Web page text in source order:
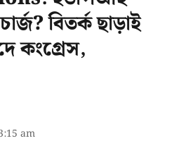
বিতর্ক ছাড়াই
কংগ্রেস,
am